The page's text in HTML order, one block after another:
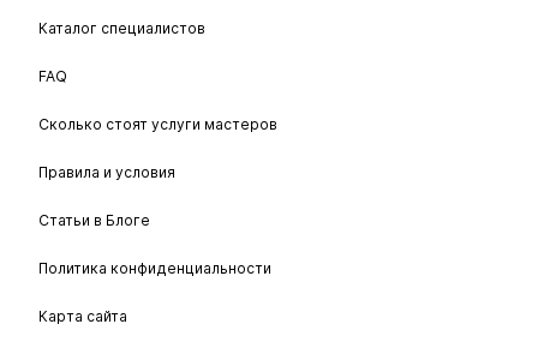
Каталог специалистов
FAQ
Сколько стоят услуги мастеров
Правила и условия
Статьи в Блоге
Политика конфиденциальности
Карта сайта